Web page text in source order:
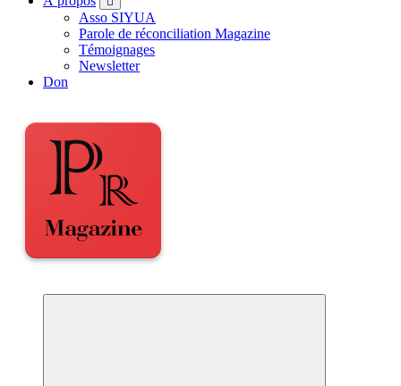
Asso SIYUA
Parole de réconciliation Magazine
Témoignages
Newsletter
Don